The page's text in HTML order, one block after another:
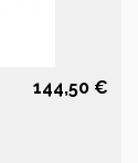
144,50 €